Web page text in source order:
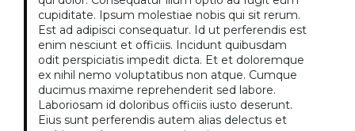
cupiditate. Ipsum molestiae nobis qui sit rerum.
Est ad adipisci consequatur. Id ut perferendis est
enim nesciunt et officiis. Incidunt quibusdam
odit perspiciatis impedit dicta. Et et doloremque
ex nihil nemo voluptatibus non atque. Cumque
ducimus maxime reprehenderit sed labore.
Laboriosam id doloribus officiis iusto deserunt.
Eius sunt perferendis autem alias delectus et